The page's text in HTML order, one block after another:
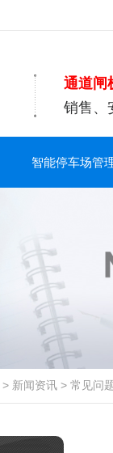
通道闸
销售、
智能停车场管
> 新闻资讯 > 常见问